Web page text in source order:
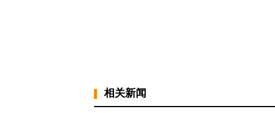
相关新闻